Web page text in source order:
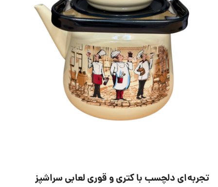
تجربه‌ای دلچسب با کتری و قوری لعابی سراشپز